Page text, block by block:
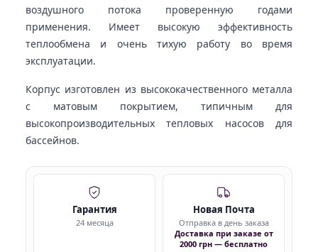
воздушного потока проверенную годами
применения. Имеет высокую эффективность
теплообмена и очень тихую работу во время
эксплуатации.
Корпус изготовлен из высококачественного металла
с матовым покрытием, типичным для
высокопроизводительных тепловых насосов для
бассейнов.
Гарантия
24 месяца
Новая Почта
Отправка в день заказа
Доставка при заказе от
2000 грн — бесплатно